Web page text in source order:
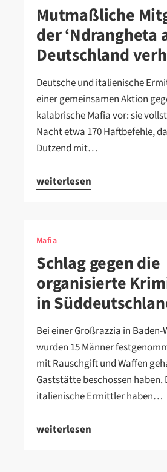
Mutmaßliche
der ‘Ndrangheta
Deutschland
Deutsche und italienische
einer gemeinsamen Aktion
kalabrische Mafia vor: sie
Nacht etwa 170 Haftbefehle,
Dutzend mit…
weiterlesen
Mafia
Schlag gegen die
organisierte
in
Bei einer Großrazzia in
wurden 15 Männer
mit Rauschgift und Waffen
Gaststätte beschossen haben.
italienische Ermittler haben…
weiterlesen